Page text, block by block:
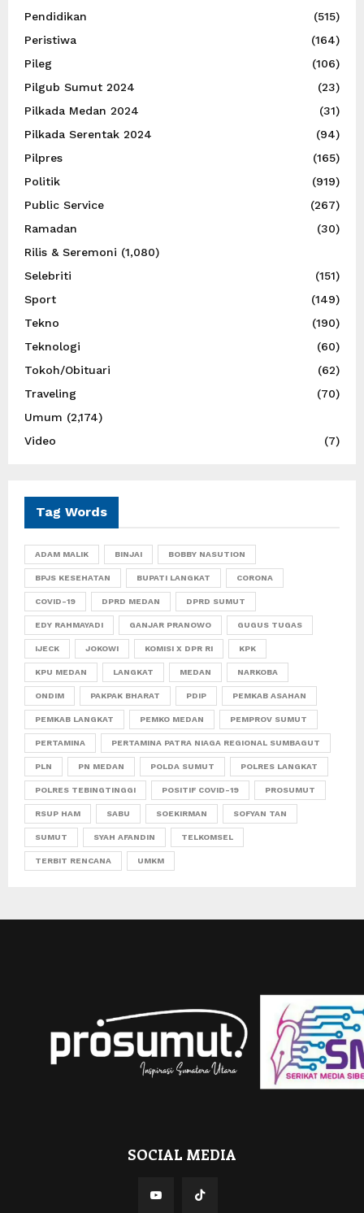
Pendidikan
(515)
Peristiwa
(164)
Pileg
(106)
Pilgub Sumut 2024
(23)
Pilkada Medan 2024
(31)
Pilkada Serentak 2024
(94)
Pilpres
(165)
Politik
(919)
Public Service
(267)
Ramadan
(30)
Rilis & Seremoni (1,080)
Selebriti
(151)
Sport
(149)
Tekno
(190)
Teknologi
(60)
Tokoh/Obituari
(62)
Traveling
(70)
Umum (2,174)
Video
(7)
Tag Words
ADAM MALIK BINJAI BOBBY NASUTION
BPJS KESEHATAN BUPATI LANGKAT CORONA
COVID-19 DPRD MEDAN DPRD SUMUT
EDY RAHMAYADI GANJAR PRANOWO GUGUS TUGAS
IJECK JOKOWI KOMISI X DPR RI KPK
KPU MEDAN LANGKAT MEDAN NARKOBA
ONDIM PAKPAK BHARAT PDIP PEMKAB ASAHAN
PEMKAB LANGKAT PEMKO MEDAN PEMPROV SUMUT
PERTAMINA PERTAMINA PATRA NIAGA REGIONAL SUMBAGUT
PLN PN MEDAN POLDA SUMUT POLRES LANGKAT
POLRES TEBINGTINGGI POSITIF COVID-19 PROSUMUT
RSUP HAM SABU SOEKIRMAN SOFYAN TAN
SUMUT SYAH AFANDIN TELKOMSEL
TERBIT RENCANA UMKM
SOCIAL MEDIA